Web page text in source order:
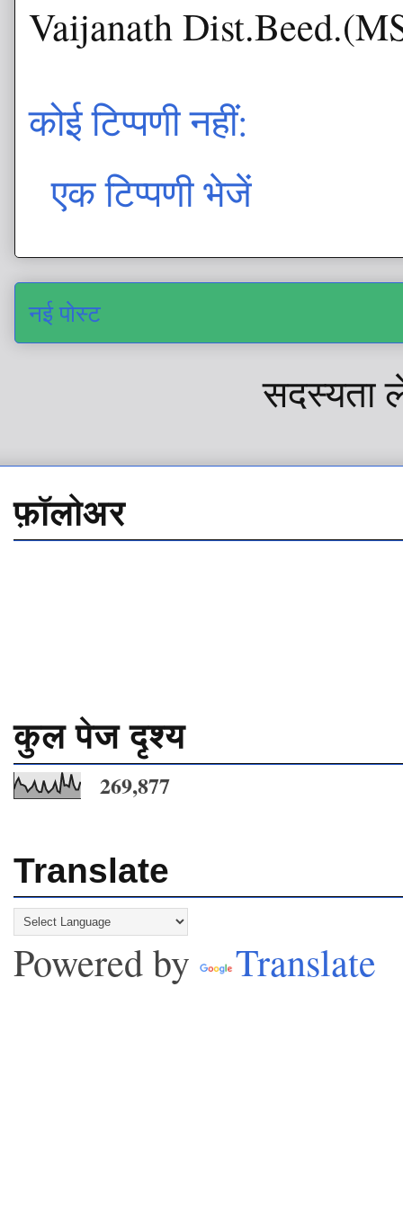
Vaijanath
कोई टिप्पणी नहीं:
एक टिप्पणी भेजें
नई पोस्ट
सदस्यता
फ़ॉलोअर
कुल पेज दृश्य
269,877
Translate
Powered by Translate